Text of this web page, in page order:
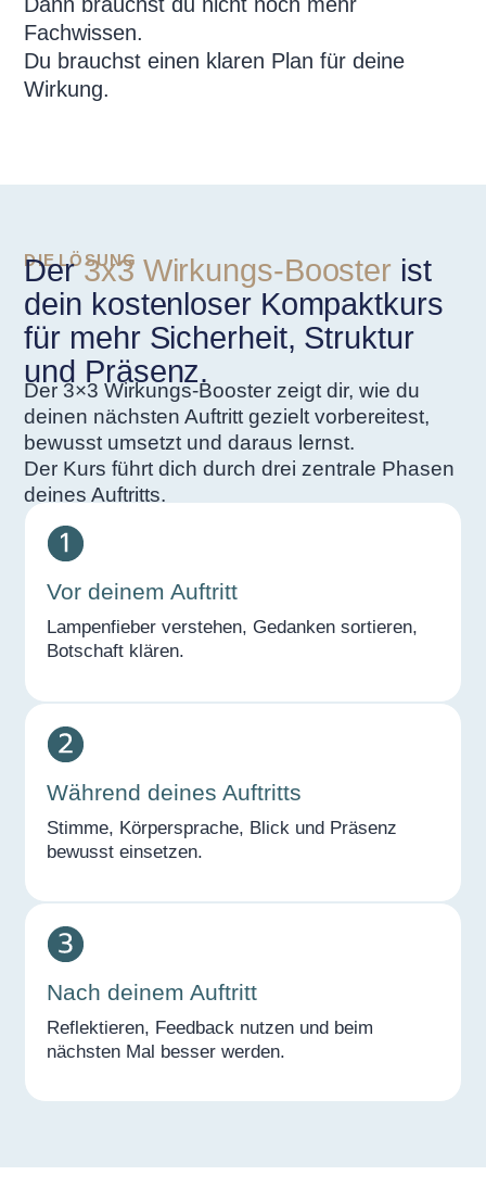
Fachwissen.
Du brauchst einen klaren Plan für deine
Wirkung.
DIE LÖSUNG
Der3x3 Wirkungs-Booster ist
dein kostenloser Kompaktkurs
für mehr Sicherheit, Struktur
und Präsenz.
Der 3×3 Wirkungs-Booster zeigt dir, wie du
deinen nächsten Auftritt gezielt vorbereitest,
bewusst umsetzt und daraus lernst.
Der Kurs führt dich durch drei zentrale Phasen
deines Auftritts.
Vor deinem Auftritt
Lampenfieber verstehen, Gedanken sortieren,
Botschaft klären.
Während deines Auftritts
Stimme, Körpersprache, Blick und Präsenz
bewusst einsetzen.
Nach deinem Auftritt
Reflektieren, Feedback nutzen und beim
nächsten Mal besser werden.